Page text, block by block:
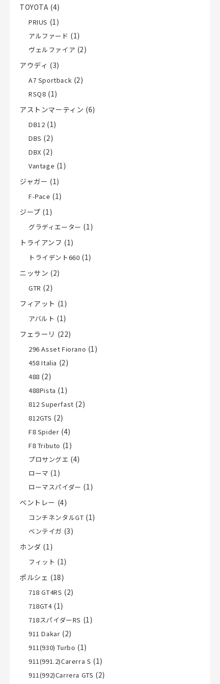
TOYOTA (4)
PRIUS (1)
アルファード (1)
ヴェルファイア (2)
アウディ (3)
A7 Sportback (2)
RSQ8 (1)
アストンマーティン (6)
DB12 (1)
DBS (2)
DBX (2)
Vantage (1)
ジャガー (1)
F-Pace (1)
ジープ (1)
グラディエーター (1)
トライアンフ (1)
トライデント660 (1)
ニッサン (2)
GTR (2)
フィアット (1)
アバルト (1)
フェラーリ (22)
296 Asset Fiorano (1)
458 Italia (2)
488 (2)
488Pista (1)
812 Superfast (2)
812GTS (2)
F8 Spider (4)
F8 Tributo (1)
プロサングエ (4)
ローマ (1)
ローマスパイダー (1)
ベントレー (4)
コンチネンタルGT (1)
ベンテイガ (3)
ホンダ (1)
フィット (1)
ポルシェ (18)
718 GT4RS (2)
718GT4(1)
718スパイダーRS (1)
911 Dakar (2)
911(930) Turbo (1)
911(991.2)Carerra S (1)
911(992)Carrera GTS (2)